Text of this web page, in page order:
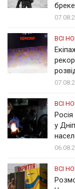
ВСІ
ВСІ
у
ВСІ